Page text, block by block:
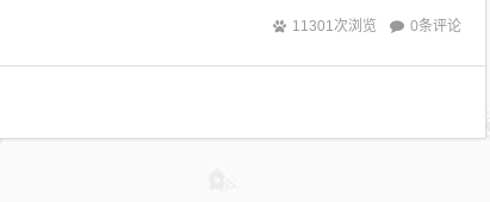
11301次浏览 0条评论